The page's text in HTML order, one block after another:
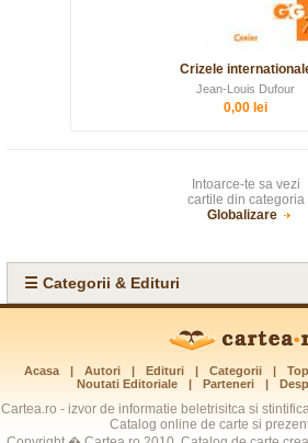
Crizele
Jean-Louis Dufour
0,00 lei
Intoarce-te sa vezi
cartile din categoria
Globalizare
☰ Categorii & Edituri
Acasa | Autori | Edituri | Categorii |
Noutati Editoriale
| Parteneri |
Cartea.ro - izvor de informatie beletrisitca si
Catalog online de carte si